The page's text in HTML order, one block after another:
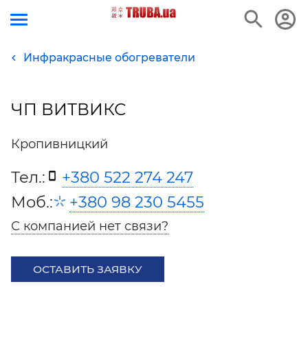
Инфракрасные обогреватели
ЧП ВИТВИКС
Кропивницкий
Тел.:
+380 522 274 247
Моб.:
+380 98 230 5455
С компанией нет связи?
ОСТАВИТЬ ЗАЯВКУ